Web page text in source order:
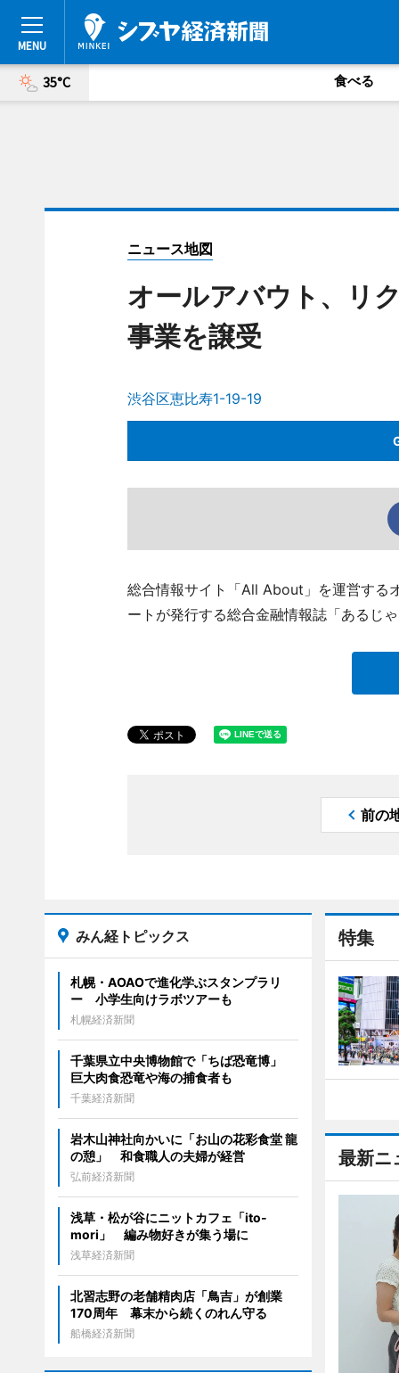
35°C 食べる
ニュース地図
オールアバウト、リ
事業を譲受
渋谷区恵比寿1-19-19
総合情報サイト「All About」を運営する
ートが発行する総合金融情報誌「あるじ
前の
特集
最新ニ
みん経トピックス
札幌・AOAOで進化学ぶスタンプラリ
ー 小学生向けラボツアーも
札幌経済新聞
千葉県立中央博物館で「ちば恐竜博」
巨大肉食恐竜や海の捕食者も
千葉経済新聞
岩木山神社向かいに「お山の花彩食堂 龍
の憩」 和食職人の夫婦が経営
弘前経済新聞
浅草・松が谷にニットカフェ「ito-
mori」 編み物好きが集う場に
浅草経済新聞
北習志野の老舗精肉店「鳥吉」が創業
170周年 幕末から続くのれん守る
船橋経済新聞